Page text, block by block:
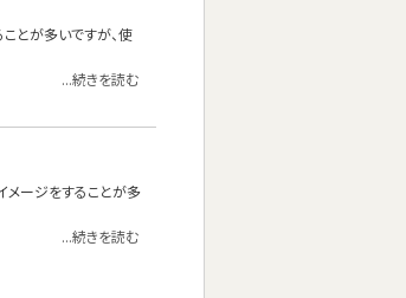
ことが多いですが、使
...続きを読む
メージをすることが多
...続きを読む